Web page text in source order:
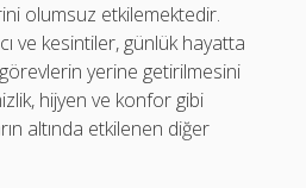
olumsuz etkilemektedir.
ve kesintiler, günlük hayatta
yerine getirilmesini
hijyen ve konfor gibi
altında etkilenen diğer